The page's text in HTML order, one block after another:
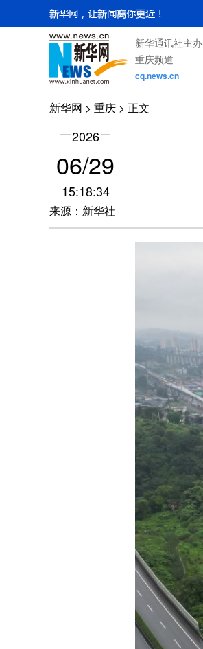
新华通讯社主办
重庆频道
cq.news.cn
新华网 > 重庆 > 正文
2026
06/29
15:18:34
来源：新华社